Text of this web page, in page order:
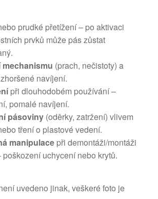
prudké přetížení – po aktivaci
prvků může pás zůstat
mechanismu (prach, nečistoty) a
navíjení.
při dlouhodobém používání –
pomalé navíjení.
pásoviny(oděrky, zatržení) vlivem
tření o plastové vedení.
manipulacepři demontáži/montáži
poškození uchycení nebo krytů.
uvedeno jinak, veškeré foto je